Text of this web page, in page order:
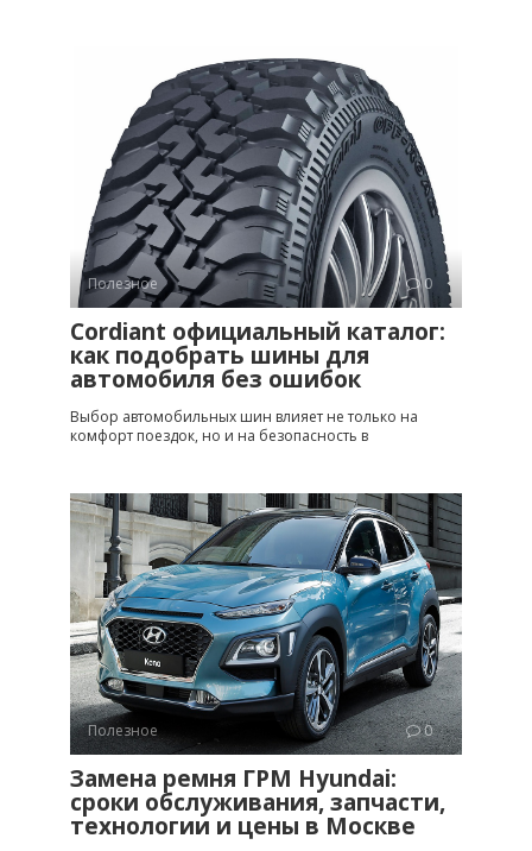
Полезное 0
Cordiant официальный каталог:
как подобрать шины для
автомобиля без ошибок
Выбор автомобильных шин влияет не только на
комфорт поездок, но и на безопасность в
Полезное 0
Замена ремня ГРМ Hyundai:
сроки обслуживания, запчасти,
технологии и цены в Москве